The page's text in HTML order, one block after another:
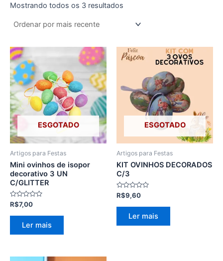
Mostrando todos os 3 resultados
ESGOTADO
Artigos para Festas
Mini ovinhos de isopor
decorativo 3 UN
C/GLITTER
Avaliação
de
R$7,00
Ler mais
ESGOTADO
Artigos para Festas
KIT OVINHOS DECORADOS
C/3
Avaliação
de
R$9,60
Ler mais